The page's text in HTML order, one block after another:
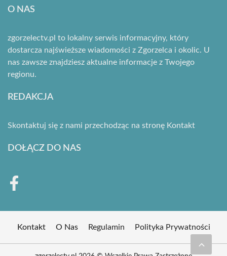
O NAS
zgorzelectv.pl to lokalny serwis informacyjny, który
dostarcza najświeższe wiadomości z Zgorzelca i okolic. U
nas zawsze znajdziesz aktualne informacje z Twojego
regionu.
REDAKCJA
Skontaktuj się z nami przechodząc na stronę Kontakt
DOŁĄCZ DO NAS
Kontakt O Nas Regulamin Polityka Prywatności